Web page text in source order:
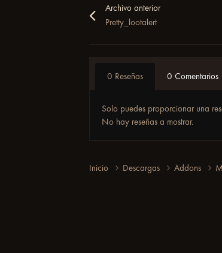
Archivo anterior
Pretty_lootalert
0 Reseñas 0 Comentarios
Solo puedes proporcionar una
No hay reseñas a mostrar.
Inicio Descargas Addons